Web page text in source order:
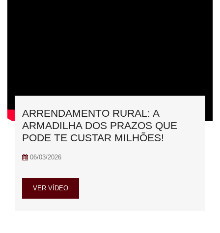
ARRENDAMENTO RURAL: A
ARMADILHA DOS PRAZOS QUE
PODE TE CUSTAR MILHÕES!
06/03/2026
VER VÍDEO